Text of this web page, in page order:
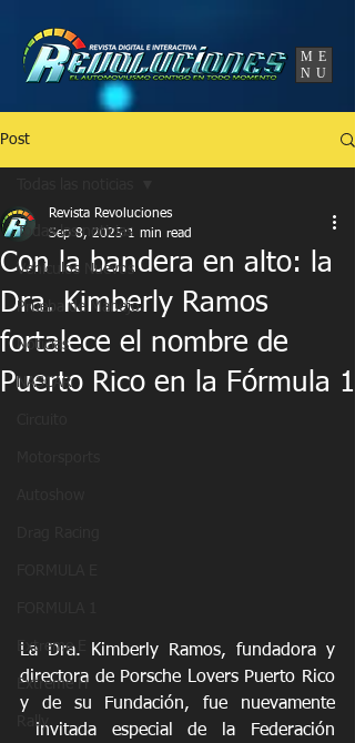
ME
NU
Post
Todas las noticias
Vehículos Nuevos
Prueba de Manejo
Noticias
NASCAR
Extreme E
Extreme H
Rally
Con la bandera en alto: la
Dra. Kimberly Ramos
fortalece el nombre de
Puerto Rico en la Fórmula 1
Revista Revoluciones
Sep 8, 2025 1 min read
La Dra. Kimberly Ramos, fundadora y
directora de Porsche Lovers Puerto Rico
y de su Fundación, fue nuevamente
invitada especial de la Federación